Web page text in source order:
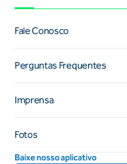
Fale Conosco
Perguntas Frequentes
Imprensa
Fotos
Baixe nosso aplicativo